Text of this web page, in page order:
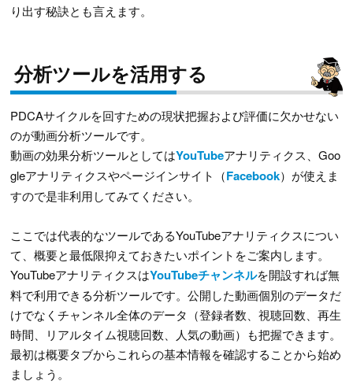
り出す秘訣とも言えます。
分析ツールを活用する
PDCAサイクルを回すための現状把握および評価に欠かせない
のが動画分析ツールです。
動画の効果分析ツールとしてはYouTubeアナリティクス、Goo
gleアナリティクスやページインサイト（Facebook）が使えま
すので是非利用してみてください。
ここでは代表的なツールであるYouTubeアナリティクスについ
て、概要と最低限抑えておきたいポイントをご案内します。
YouTubeアナリティクスはYouTubeチャンネルを開設すれば無
料で利用できる分析ツールです。公開した動画個別のデータだ
けでなくチャンネル全体のデータ（登録者数、視聴回数、再生
時間、リアルタイム視聴回数、人気の動画）も把握できます。
最初は概要タブからこれらの基本情報を確認することから始め
ましょう。